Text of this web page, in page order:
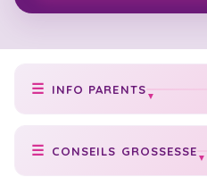
INFO PARENTS
Prise de poids idéale
Poids de bébé
CONSEILS GROSSESSE